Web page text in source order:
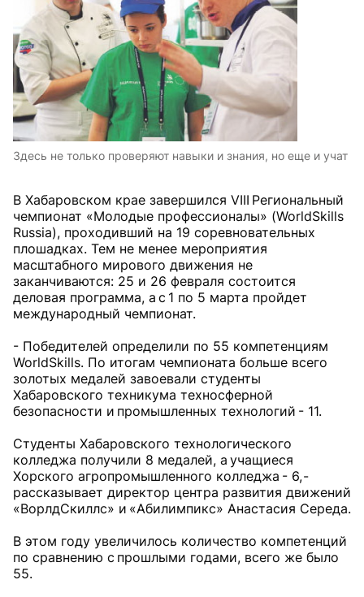
Здесь не только проверяют навыки и знания, но еще и учат
В Хабаровском крае завершился VIII Региональный
чемпионат «Молодые профессионалы» (WorldSkills
Russia), проходивший на 19 соревновательных
плошадках. Тем не менее мероприятия
масштабного мирового движения не
заканчиваются: 25 и 26 февраля состоится
деловая программа, а с 1 по 5 марта пройдет
международный чемпионат.
- Победителей определили по 55 компетенциям
WorldSkills. По итогам чемпионата больше всего
золотых медалей завоевали студенты
Хабаровского техникума техносферной
безопасности и промышленных технологий - 11.
Студенты Хабаровского технологического
колледжа получили 8 медалей, а учащиеся
Хорского агропромышленного колледжа - 6, -
рассказывает директор центра развития движений
«ВорлдСкиллс» и «Абилимпикс» Анастасия Середа.
В этом году увеличилось количество компетенций
по сравнению с прошлыми годами, всего же было
55.